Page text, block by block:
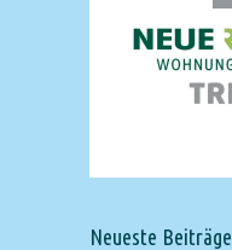
Neueste Beiträge